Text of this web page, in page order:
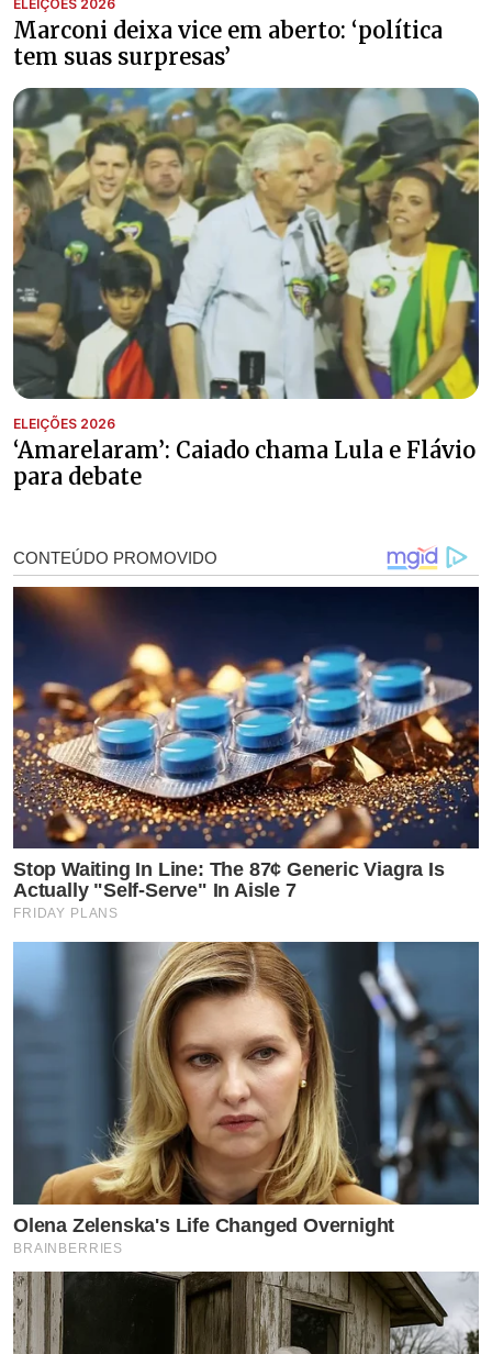
ELEIÇÕES 2026
Marconi deixa vice em aberto: ‘política
tem suas surpresas’
ELEIÇÕES 2026
‘Amarelaram’: Caiado chama Lula e Flávio
para debate